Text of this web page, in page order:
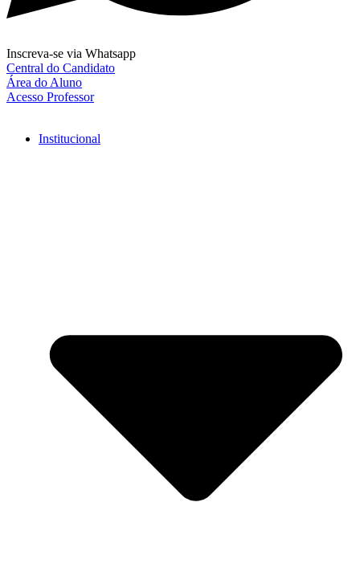
Inscreva-se via Whatsapp
Central do Candidato
Área do Aluno
Acesso Professor
Institucional